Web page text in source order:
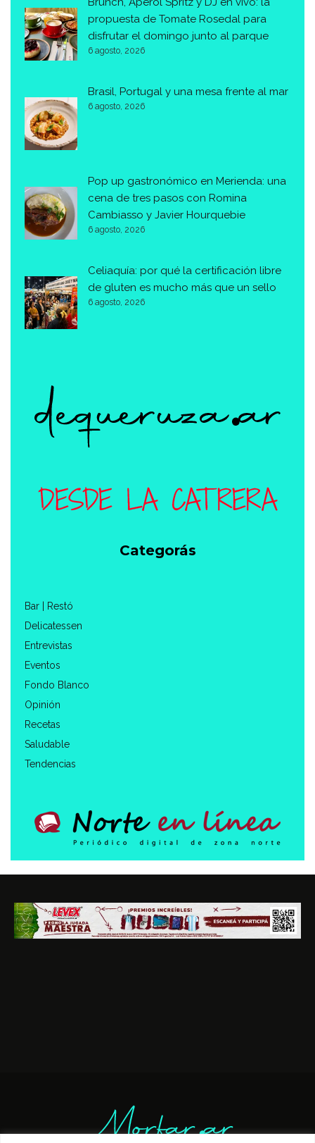
propuesta de Tomate Rosedal para
disfrutar el domingo junto al parque
6 agosto, 2026
Brasil, Portugal y una mesa frente al mar
6 agosto, 2026
Pop up gastronómico en Merienda: una
cena de tres pasos con Romina
Cambiasso y Javier Hourquebie
6 agosto, 2026
Celiaquía: por qué la certificación libre
de gluten es mucho más que un sello
6 agosto, 2026
Categorás
Bar | Restó
Delicatessen
Entrevistas
Eventos
Fondo Blanco
Opinión
Recetas
Saludable
Tendencias